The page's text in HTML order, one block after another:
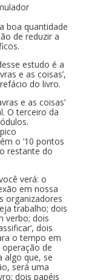
boa quantidade
de reduzir a
estudo é a
e as coisas’,
do livro.
e as coisas’
O terceiro da
o ’10 pontos
restante do
verá: o
em nossa
organizadores
trabalho; dois
verbo; dois
dois
o tempo em
de
algo que, se
será uma
dois papéis